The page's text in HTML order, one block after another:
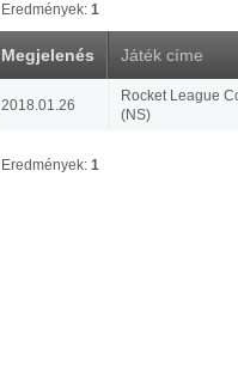
Eredmények: 1
Megjelenés Játék címe
2018.01.26
Rocket League
(NS)
Eredmények: 1